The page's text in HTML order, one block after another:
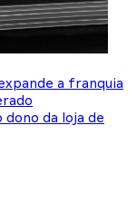
a franquia
dono da loja de